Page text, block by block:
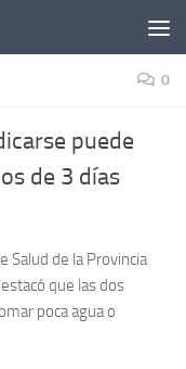
0
puede
de 3 días
Salud de la Provincia
que las dos
poca agua o